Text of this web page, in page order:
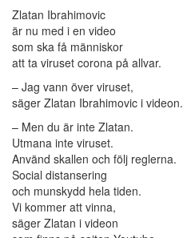
Zlatan Ibrahimovic
är nu med i en video
som ska få människor
att ta viruset corona på allvar.
– Jag vann över viruset,
säger Zlatan Ibrahimovic i videon.
– Men du är inte Zlatan.
Utmana inte viruset.
Använd skallen och följ reglerna.
Social distansering
och munskydd hela tiden.
Vi kommer att vinna,
säger Zlatan i videon